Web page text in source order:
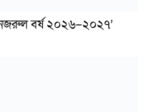
বর্ষ ২০২৬–২০২৭’